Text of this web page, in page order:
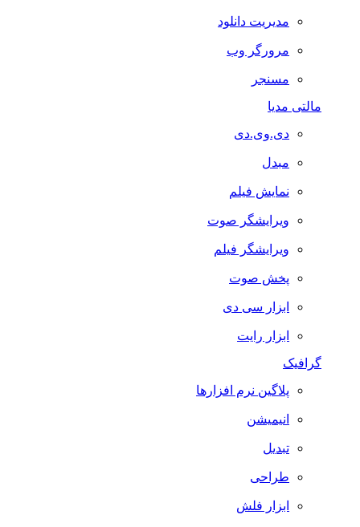
مدیریت دانلود
مرورگر وب
مسنجر
مالتی مدیا
دی.وی.دی
مبدل
نمایش فیلم
ویرایشگر صوت
ویرایشگر فیلم
پخش صوت
ابزار سی دی
ابزار رایت
گرافیک
پلاگین نرم افزارها
انیمیشن
تبدیل
طراحی
ابزار فلش